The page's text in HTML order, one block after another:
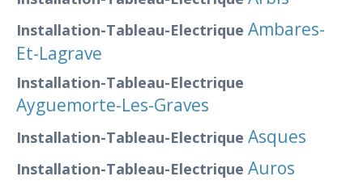
Installation-Tableau-Electrique Ambares-
Et-Lagrave
Installation-Tableau-Electrique
Ayguemorte-Les-Graves
Installation-Tableau-Electrique Asques
Installation-Tableau-Electrique Auros